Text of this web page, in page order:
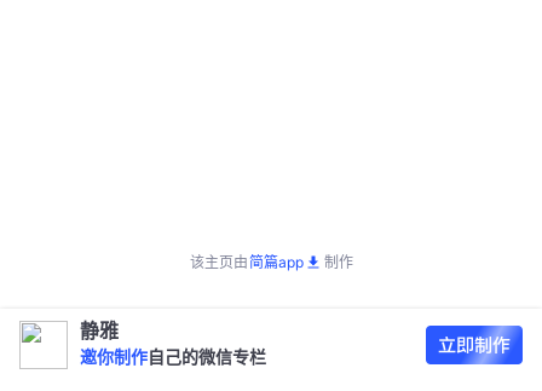
该主页由简篇app 制作
静雅
邀你制作 自己的微信专栏